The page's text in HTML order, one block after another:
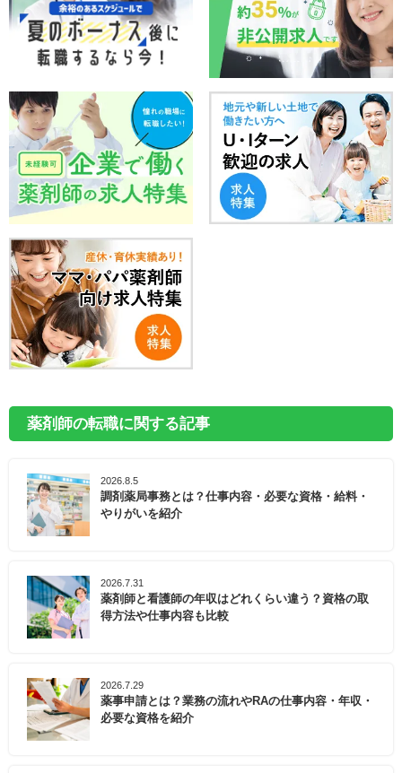
薬剤師の転職に関する記事
2026.8.5
調剤薬局事務とは？仕事内容・必要な資格・給料・
やりがいを紹介
2026.7.31
薬剤師と看護師の年収はどれくらい違う？資格の取
得方法や仕事内容も比較
2026.7.29
薬事申請とは？業務の流れやRAの仕事内容・年収・
必要な資格を紹介